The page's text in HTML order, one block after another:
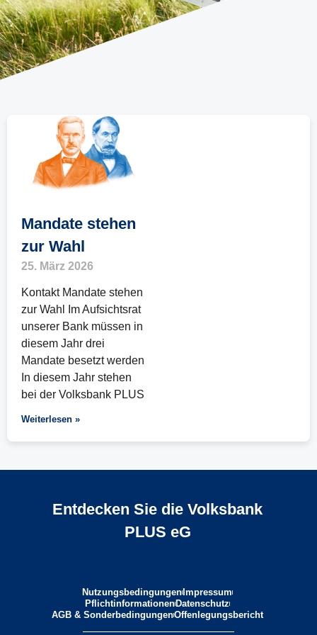
Mandate stehen
zur Wahl
25. März 2026
Kontakt Mandate stehen
zur Wahl Im Aufsichtsrat
unserer Bank müssen in
diesem Jahr drei
Mandate besetzt werden
In diesem Jahr stehen
bei der Volksbank PLUS
Weiterlesen »
Entdecken Sie die Volksbank
PLUS eG
Nutzungsbedingungen Impressum
PflichtinformationenDatenschutz
AGB & SonderbedingungenOffenlegungsbericht